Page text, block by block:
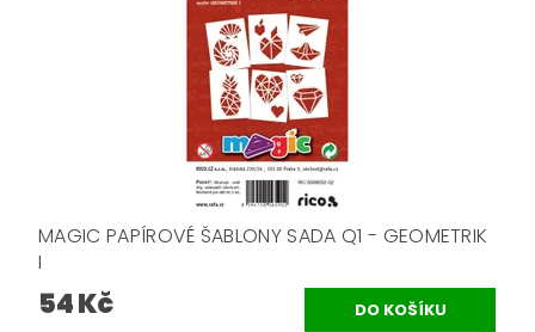
MAGIC PAPÍROVÉ ŠABLONY SADA Q1 - GEOMETRIK
I
54 Kč